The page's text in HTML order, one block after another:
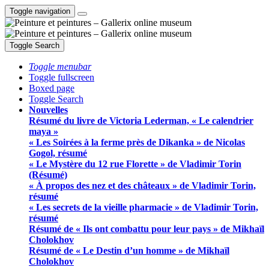
Toggle navigation
Toggle Search
Toggle menubar
Toggle fullscreen
Boxed page
Toggle Search
Nouvelles
Résumé du livre de Victoria Lederman, « Le calendrier
maya »
« Les Soirées à la ferme près de Dikanka » de Nicolas
Gogol, résumé
« Le Mystère du 12 rue Florette » de Vladimir Torin
(Résumé)
« À propos des nez et des châteaux » de Vladimir Torin,
résumé
« Les secrets de la vieille pharmacie » de Vladimir Torin,
résumé
Résumé de « Ils ont combattu pour leur pays » de Mikhaïl
Cholokhov
Résumé de « Le Destin d’un homme » de Mikhaïl
Cholokhov